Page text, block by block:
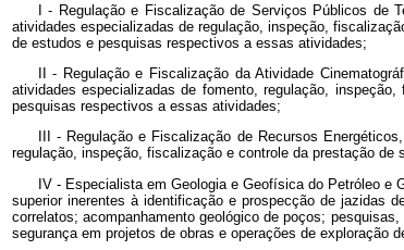
I - Regulação e Fiscalização de Serviços Públicos de
atividades especializadas de regulação, inspeção,
de estudos e pesquisas respectivos a essas atividades;
II - Regulação e Fiscalização da Atividade
atividades especializadas de fomento, regulação,
pesquisas respectivos a essas atividades;
III - Regulação e Fiscalização de Recursos
regulação, inspeção, fiscalização e controle da prestação
IV - Especialista em Geologia e Geofísica do Petróleo e
superior inerentes à identificação e prospecção de jazidas
correlatos; acompanhamento geológico de poços;
segurança em projetos de obras e operações de exploração